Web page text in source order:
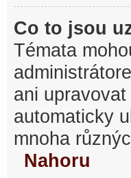
Co to jsou
Témata
ani
automaticky
mnoha
Nahoru